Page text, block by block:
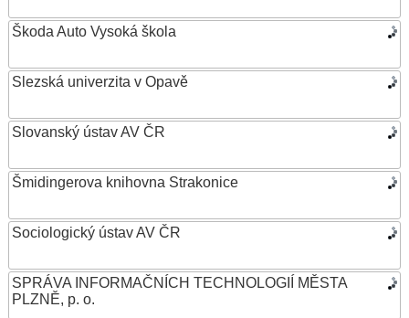
Škoda Auto Vysoká škola
Slezská univerzita v Opavě
Slovanský ústav AV ČR
Šmidingerova knihovna Strakonice
Sociologický ústav AV ČR
SPRÁVA INFORMAČNÍCH TECHNOLOGIÍ MĚSTA
PLZNĚ, p. o.